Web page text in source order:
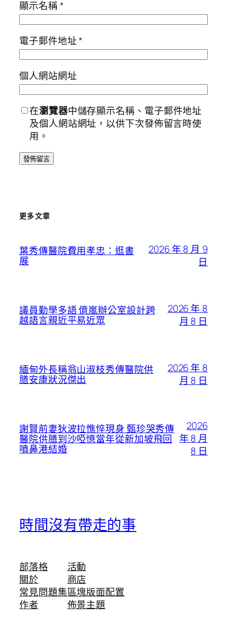
顯示名稱*
電子郵件地址*
個人網站網址
在瀏覽器中儲存顯示名稱、電子郵件地址
及個人網站網址，以供下次發佈留言時使
用。
更多文章
葉秀傳醫院費用孝忠：逛書
展
2026 年 8 月 9
日
議員勤學多語 億嵐辦公室設計跨
越語言親近平易近眾
2026 年 8
月 8 日
緬甸外長稱翁山淑枝秀傳醫院供
膳安康狀況傑出
2026 年 8
月 8 日
謝賢前妻狄波拉憔悴現身 甄珍哭秀傳
醫院供膳到沙啞憶當年從新加坡飛回
噴鼻港結婚
2026
年 8 月
8 日
時間沒有帶走的事
部落格
關於
常見問題集
作者
活動
商店
區塊版面配置
佈景主題